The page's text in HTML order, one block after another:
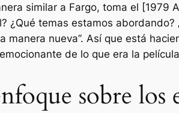
similar a Fargo, toma el [1979
¿Qué temas estamos
manera nueva”. Así que está
de lo que era la
sobre los